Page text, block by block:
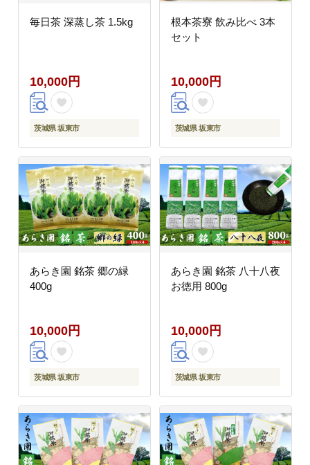
毎日茶 深蒸し茶 1.5kg
10,000円
茨城県 坂東市
根本茶寮 飲み比べ 3本
セット
10,000円
茨城県 坂東市
あらき園 銘茶 郷の緑
400g
10,000円
茨城県 坂東市
あらき園 銘茶 八十八夜
お徳用 800g
10,000円
茨城県 坂東市